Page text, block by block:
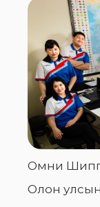
Омни
Олон улсын